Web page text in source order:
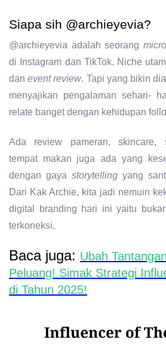
Siapa sih @archieyevia?
@archieyevia adalah seorang
di Instagram dan TikTok. Niche
danevent review. Tapi yang bikin
menyajikan pengalaman sehari-
relate banget dengan kehidupan
Ada review pameran, skincare,
tempat makan juga ada yang
dengan gaya storytelling yang
Dari Kak Archie, kita jadi nemuin
digital branding hari ini yaitu
terkoneksi.
Baca juga: Ubah
Peluang! Simak Strategi
di Tahun 2025!